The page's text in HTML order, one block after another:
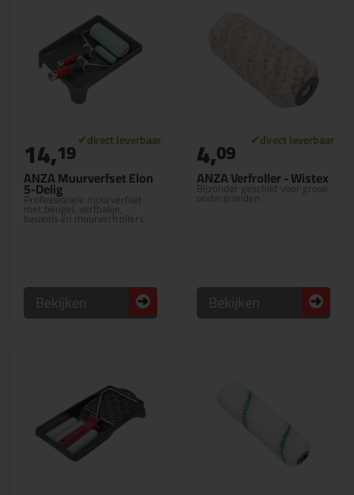
ANZA Muurverfset Elon
5-Delig
Professionele muurverfset
met beugel, verfbakje,
beugels en muurverfrollers
14,19
Bekijken
ANZA Verfroller - Wistex
Bijzonder geschikt voor grove
ondergronden
4,09
Bekijken